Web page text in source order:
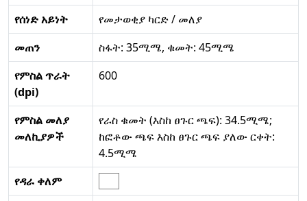
የሰነድ አይነት
የመታወቂያ ካርድ / መለያ
መጠን
ስፋት: 35ሚሜ, ቁመት: 45ሚሜ
የምስል ጥራት
(dpi)
600
የምስል መለያ
መለኪያዎች
የራስ ቁመት (እስከ ፀጉር ጫፍ): 34.5ሚሜ;
ከፎቶው ጫፍ እስከ ፀጉር ጫፍ ያለው ርቀት:
4.5ሚሜ
የዳራ ቀለም